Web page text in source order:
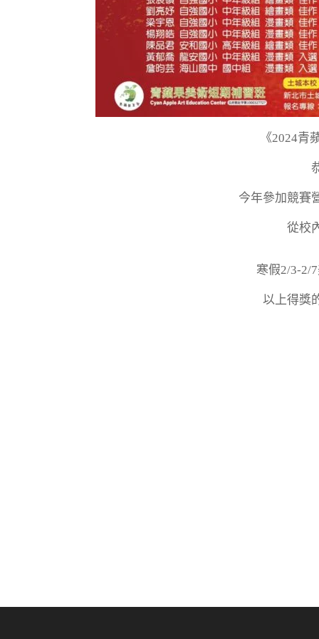
《2024
今年參加競賽
從校
寒假2/3-2/
以上得獎